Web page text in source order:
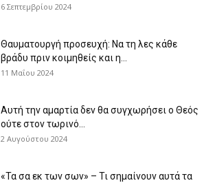
6 Σεπτεμβρίου 2024
Θαυματουργή προσευχή: Να τη λες κάθε
βράδυ πριν κοιμηθείς και η...
11 Μαΐου 2024
Αυτή την αμαρτία δεν θα συγχωρήσει ο Θεός
ούτε στον τωρινό...
2 Αυγούστου 2024
«Τα σα εκ των σων» – Τι σημαίνουν αυτά τα